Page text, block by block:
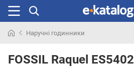
раніше
Наручні годинники
FOSSIL Raquel ES5402